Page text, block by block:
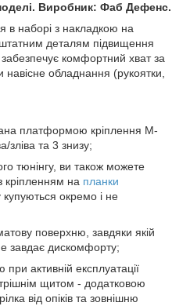
Виробник: Фаб Дефенс.
в наборі з накладкою на
деталям підвищення
комфортний хват за
навісне обладнання (рукоятки,
платформою кріплення M-
зліва та 3 знизу;
тюнінгу, ви також можете
кріпленням на планки
окремо і не
поверхню, завдяки якій
завдає дискомфорту;
при активній експлуатації
щитом - додатковою
від опіків та зовнішню